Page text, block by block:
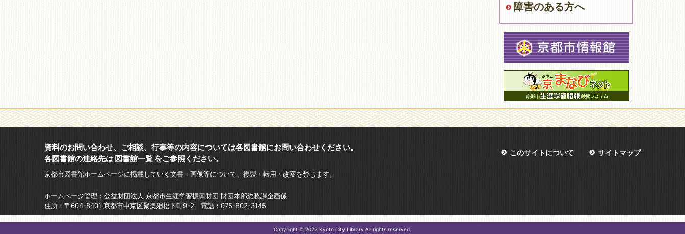
障害のある方へ
このサイトについて サイトマップ
資料のお問い合わせ、ご相談、行事等の内容については各図書館にお問い合わせください。
各図書館の連絡先は 図書館一覧 をご参照ください。
京都市図書館ホームページに掲載している文書・画像等について、複製・転用・改変を禁じます。
ホームページ管理：公益財団法人 京都市生涯学習振興財団 財団本部総務課企画係
住所：〒604-8401 京都市中京区聚楽廻松下町9-2 電話：075-802-3145
Copyright © 2022 Kyoto City Library All rights reserved.